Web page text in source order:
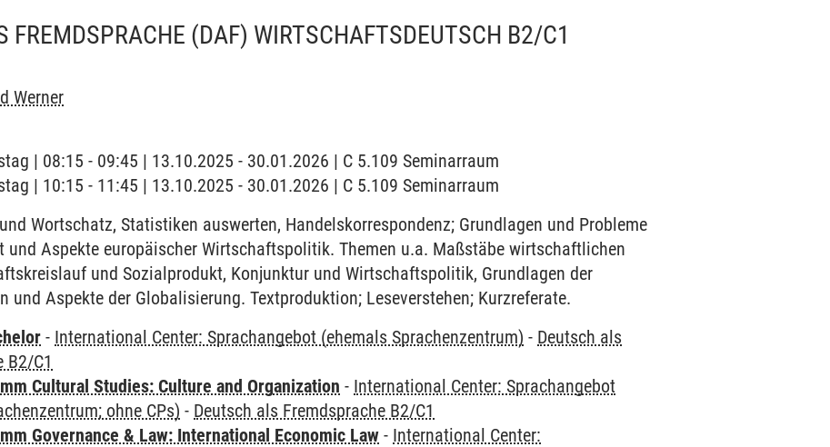
FREMDSPRACHE (DAF) WIRTSCHAFTSDEUTSCH B2/C1
Werner
| 08:15 - 09:45 | 13.10.2025 - 30.01.2026 | C 5.109 Seminarraum
| 10:15 - 11:45 | 13.10.2025 - 30.01.2026 | C 5.109 Seminarraum
Wortschatz, Statistiken auswerten, Handelskorrespondenz; Grundlagen und Probleme
und Aspekte europäischer Wirtschaftspolitik. Themen u.a. Maßstäbe wirtschaftlichen
und Sozialprodukt, Konjunktur und Wirtschaftspolitik, Grundlagen der
und Aspekte der Globalisierung. Textproduktion; Leseverstehen; Kurzreferate.
- International Center: Sprachangebot (ehemals Sprachenzentrum) - Deutsch als
B2/C1
Cultural Studies: Culture and Organization - International Center: Sprachangebot
ohne CPs) - Deutsch als Fremdsprache B2/C1
Governance & Law: International Economic Law - International Center: